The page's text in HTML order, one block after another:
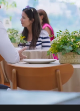
estudando e
da família a
uma personalidade
a idade, determinada,
injustiças e é uma
quando
ginecológico, ela é